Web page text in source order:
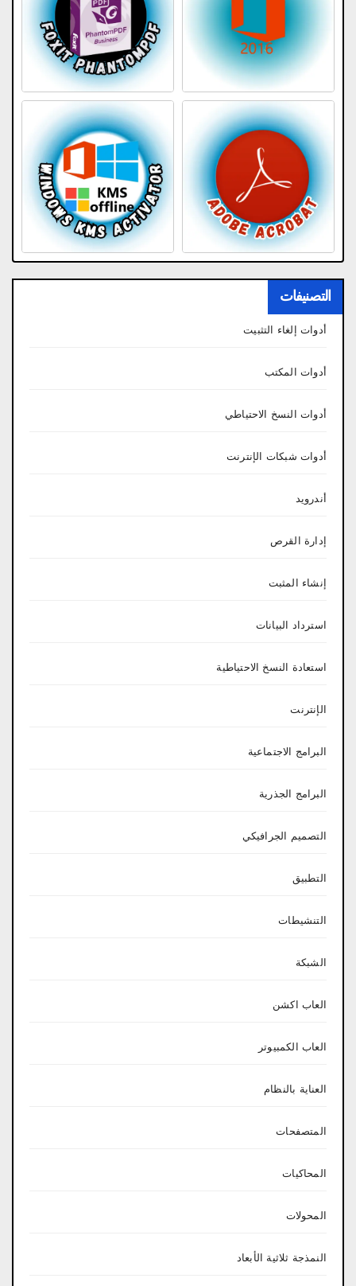
التصنيفات
أدوات إلغاء التثبيت
أدوات المكتب
أدوات النسخ الاحتياطي
أدوات شبكات الإنترنت
أندرويد
إدارة القرص
إنشاء المثبت
استرداد البيانات
استعادة النسخ الاحتياطية
الإنترنت
البرامج الاجتماعية
البرامج الجذرية
التصميم الجرافيكي
التطبيق
التنشيطات
الشبكة
العاب اكشن
العاب الكمبيوتر
العناية بالنظام
المتصفحات
المحاكيات
المحولات
النمذجة ثلاثية الأبعاد